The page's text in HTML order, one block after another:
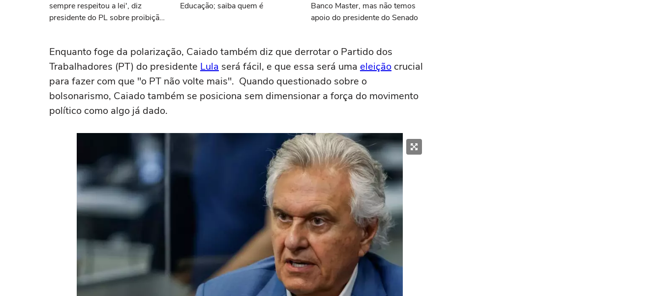
sempre respeitou a lei', diz
presidente do PL sobre proibição
Educação; saiba quem é
Banco Master, mas não temos
apoio do presidente do Senado
Enquanto foge da polarização, Caiado também diz que derrotar o Partido dos
Trabalhadores (PT) do presidente Lula será fácil, e que essa será uma eleição crucial
para fazer com que "o PT não volte mais". Quando questionado sobre o
bolsonarismo, Caiado também se posiciona sem dimensionar a força do movimento
político como algo já dado.